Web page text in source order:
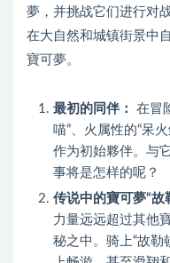
夢，并挑战它们进行对
在大自然和城镇街景中
寶可夢。
最初的同伴：
在冒
喵”、火属性的“呆
作为初始夥伴。与
事将是怎样的呢？
传说中的寶可夢“故
力量远远超过其他
秘之中。骑上“故勒